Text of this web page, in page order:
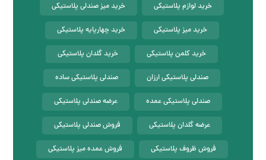
خرید لوازم پلاستیکی خرید میز صندلی پلاستیکی
خرید میز پلاستیکی خرید چهارپایه پلاستیکی
خرید کلمن پلاستیکی خرید گلدان پلاستیکی
صندلی پلاستیکی ارزان صندلی پلاستیکی ساده
صندلی پلاستیکی عمده عرضه صندلی پلاستیکی
عرضه گلدان پلاستیکی فروش صندلی پلاستیکی
فروش ظروف پلاستیکی فروش عمده میز پلاستیکی